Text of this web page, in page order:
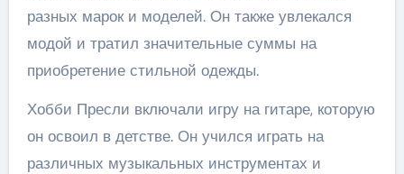
разных марок и моделей. Он также увлекался
модой и тратил значительные суммы на
приобретение стильной одежды.
Хобби Пресли включали игру на гитаре, которую
он освоил в детстве. Он учился играть на
различных музыкальных инструментах и